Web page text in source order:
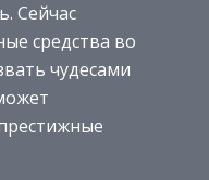
Сейчас
средства во
чудесами